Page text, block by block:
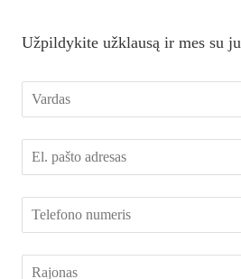
Užpildykite užklausą ir mes su